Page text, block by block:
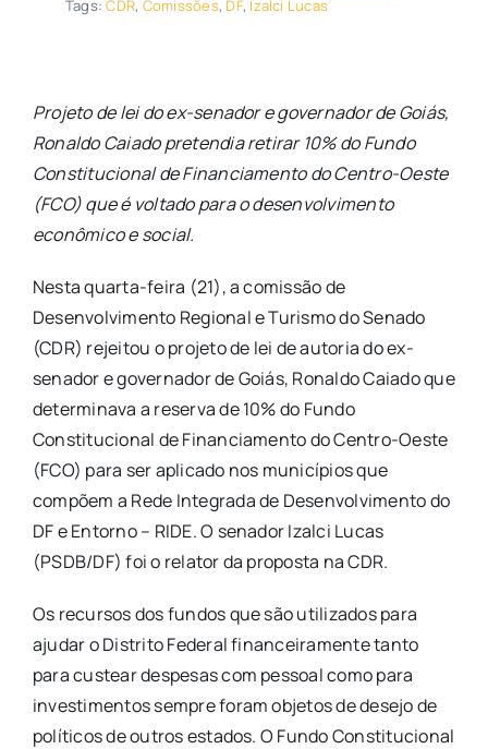
Tags:CDR, Comissões, DF, Izalci Lucas
Projeto de lei do ex-senador e governador de Goiás,
Ronaldo Caiado pretendia retirar 10% do Fundo
Constitucional de Financiamento do Centro-Oeste
(FCO) que é voltado para o desenvolvimento
econômico e social.
Nesta quarta-feira (21), a comissão de
Desenvolvimento Regional e Turismo do Senado
(CDR) rejeitou o projeto de lei de autoria do ex-
senador e governador de Goiás, Ronaldo Caiado que
determinava a reserva de 10% do Fundo
Constitucional de Financiamento do Centro-Oeste
(FCO) para ser aplicado nos municípios que
compõem a Rede Integrada de Desenvolvimento do
DF e Entorno – RIDE. O senador Izalci Lucas
(PSDB/DF) foi o relator da proposta na CDR.
Os recursos dos fundos que são utilizados para
ajudar o Distrito Federal financeiramente tanto
para custear despesas com pessoal como para
investimentos sempre foram objetos de desejo de
políticos de outros estados. O Fundo Constitucional